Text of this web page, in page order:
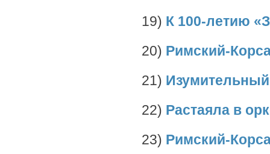
19) К 100-летию
20) Римский-
21)
22) Растаяла в
23) Римский-